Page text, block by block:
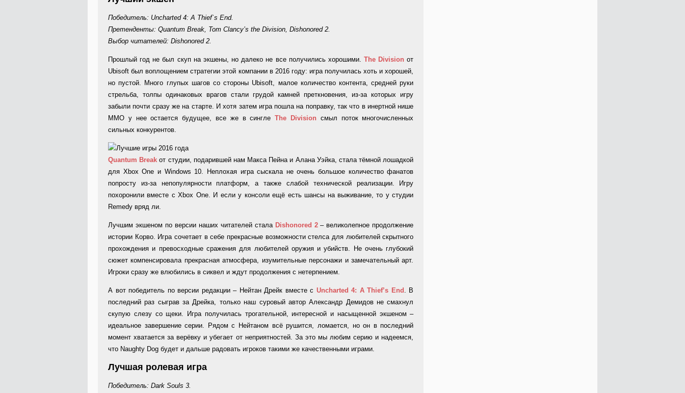
Победитель: Uncharted 4: A Thief`s End.
Претенденты: Quantum Break, Tom Clancy’s the Division, Dishonored 2.
Выбор читателей: Dishonored 2.
Прошлый год не был скуп на экшены, но далеко не все получились хорошими.The Division от
Ubisoft был воплощением стратегии этой компании в 2016 году: игра получилась хоть и хорошей,
но пустой. Много глупых шагов со стороны Ubisoft, малое количество контента, средней руки
стрельба, толпы одинаковых врагов стали грудой камней преткновения, из-за которых игру
забыли почти сразу же на старте. И хотя затем игра пошла на поправку, так что в инертной нише
MMO у нее остается будущее, все же в синглеThe Division смыл поток многочисленных
сильных конкурентов.
Quantum Break от студии, подарившей нам Макса Пейна и Алана Уэйка, стала тёмной лошадкой
для Xbox One и Windows 10. Неплохая игра сыскала не очень большое количество фанатов
попросту из-за непопулярности платформ, а также слабой технической реализации. Игру
похоронили вместе с Xbox One. И если у консоли ещё есть шансы на выживание, то у студии
Remedy вряд ли.
Лучшим экшеном по версии наших читателей стала Dishonored 2– великолепное продолжение
истории Корво. Игра сочетает в себе прекрасные возможности стелса для любителей скрытного
прохождения и превосходные сражения для любителей оружия и убийств. Не очень глубокий
сюжет компенсировала прекрасная атмосфера, изумительные персонажи и замечательный арт.
Игроки сразу же влюбились в сиквел и ждут продолжения с нетерпением.
А вот победитель по версии редакции – Нейтан Дрейк вместе с Uncharted 4: A Thief’s End . В
последний раз сыграв за Дрейка, только наш суровый автор Александр Демидов не смахнул
скупую слезу со щеки. Игра получилась трогательной, интересной и насыщенной экшеном –
идеальное завершение серии. Рядом с Нейтаном всё рушится, ломается, но он в последний
момент хватается за верёвку и убегает от неприятностей. За это мы любим серию и надеемся,
что Naughty Dog будет и дальше радовать игроков такими же качественными играми.
Лучшая ролевая игра
Победитель: Dark Souls 3.